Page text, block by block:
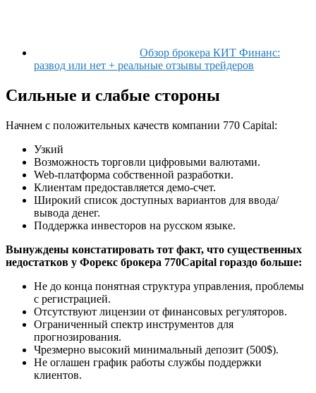
Обзор брокера КИТ Финанс:
развод или нет + реальные отзывы трейдеров
Сильные и слабые стороны
Начнем с положительных качеств компании 770 Capital:
Узкий
Возможность торговли цифровыми валютами.
Web-платформа собственной разработки.
Клиентам предоставляется демо-счет.
Широкий список доступных вариантов для ввода/
вывода денег.
Поддержка инвесторов на русском языке.
Вынуждены констатировать тот факт, что существенных
недостатков у Форекс брокера 770Capital гораздо больше:
Не до конца понятная структура управления, проблемы
с регистрацией.
Отсутствуют лицензии от финансовых регуляторов.
Ограниченный спектр инструментов для
прогнозирования.
Чрезмерно высокий минимальный депозит (500$).
Не оглашен график работы службы поддержки
клиентов.